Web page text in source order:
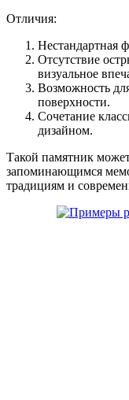
Отличия:
Нестандартная
Отсутствие
визуальное
Возможность
поверхности.
Сочетание
дизайном.
Такой памятник
запоминающимся
традициям и